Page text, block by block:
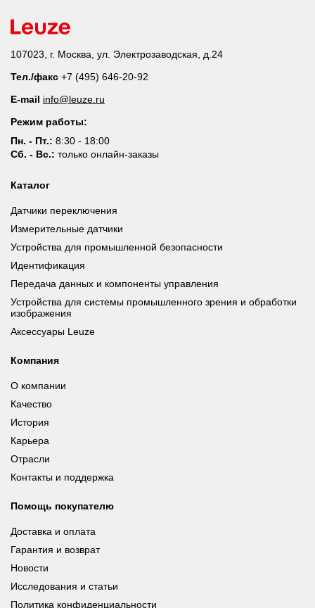
107023, г. Москва, ул. Электрозаводская, д.24
Тел./факс +7 (495) 646-20-92
E-mail info@leuze.ru
Режим работы:
Пн. - Пт.: 8:30 - 18:00
Сб. - Вс.: только онлайн-заказы
Каталог
Датчики переключения
Измерительные датчики
Устройства для промышленной безопасности
Идентификация
Передача данных и компоненты управления
Устройства для системы промышленного зрения и обработки
изображения
Аксессуары Leuze
Компания
О компании
Качество
История
Карьера
Отрасли
Контакты и поддержка
Помощь покупателю
Доставка и оплата
Гарантия и возврат
Новости
Исследования и статьи
Политика конфиденциальности